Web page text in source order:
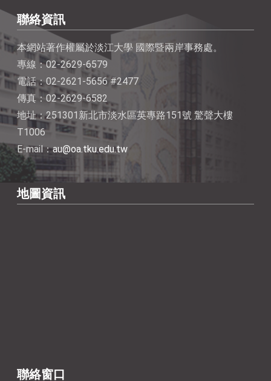
聯絡資訊
本網站著作權屬於淡江大學 國際暨兩岸事務處。
專線：02-2629-6579
電話：02-2621-5656 #2477
傳真：02-2629-6582
地址：251301新北市淡水區英專路151號 驚聲大樓
T1006
E-mail：au@oa.tku.edu.tw
地圖資訊
聯絡窗口